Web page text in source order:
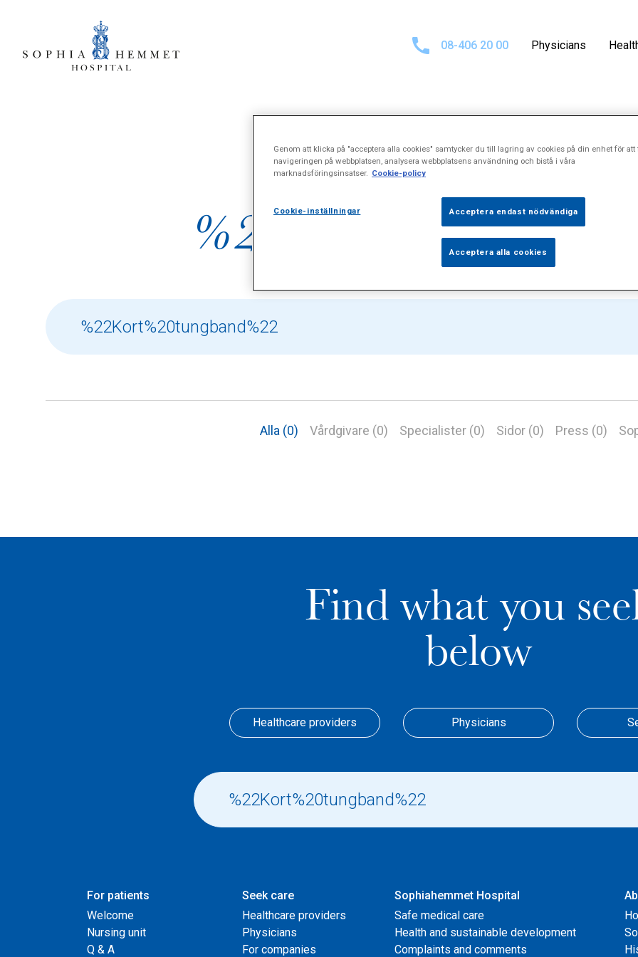
08-406 20 00 Physicians
Search results
Alla (0) Vårdgivare (0) Specialister (0) Sidor (0) Press (0)
Find what you
below
Healthcare providers Physicians
For patients
Welcome
Nursing unit
Q & A
Seek care
Healthcare providers
Physicians
For companies
Sophiahemmet Hospital
Safe medical care
Health and sustainable development
Complaints and comments
Genom att klicka på "acceptera alla cookies" samtycker du till lagring av cookies på din enhet för att
navigeringen på webbplatsen, analysera webbplatsens användning och bistå i våra
marknadsföringsinsatser. Cookie-policy
Cookie-inställningar Acceptera endast nödvändiga
Acceptera alla cookies